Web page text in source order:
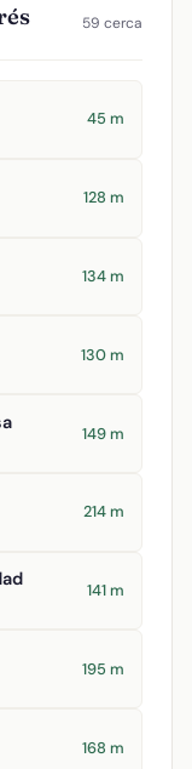
59 cerca
45 m
128 m
134 m
130 m
149 m
214 m
141 m
195 m
168 m